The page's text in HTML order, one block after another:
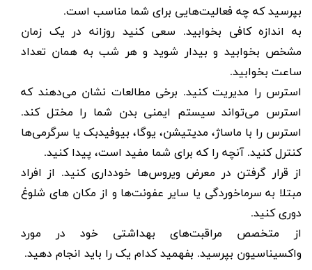
بپرسید که چه فعالیت‌هایی برای شما مناسب است.
به اندازه کافی بخوابید. سعی کنید روزانه در یک زمان
مشخص بخوابید و بیدار شوید و هر شب به همان تعداد
ساعت بخوابید.
استرس را مدیریت کنید. برخی مطالعات نشان می‌دهند که
استرس می‌تواند سیستم ایمنی بدن شما را مختل کند.
استرس را با ماساژ، مدیتیشن، یوگا، بیوفیدبک یا سرگرمی‌ها
کنترل کنید. آنچه را که برای شما مفید است، پیدا کنید.
از قرار گرفتن در معرض ویروس‌ها خودداری کنید. از افراد
مبتلا به سرماخوردگی یا سایر عفونت‌ها و از مکان های شلوغ
دوری کنید.
از متخصص مراقبت‌های بهداشتی خود در مورد
واکسیناسیون بپرسید. بفهمید کدام یک را باید انجام دهید.